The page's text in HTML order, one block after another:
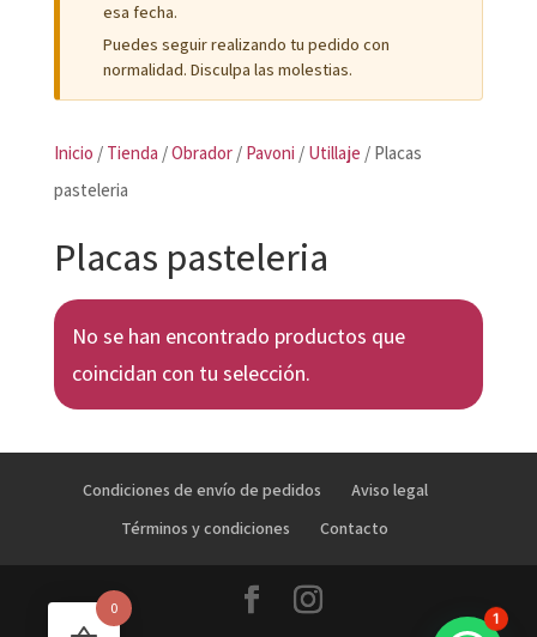
esa fecha.
Puedes seguir realizando tu pedido con
normalidad. Disculpa las molestias.
Inicio / Tienda /Obrador/ Pavoni / Utillaje / Placas
pasteleria
Placas pasteleria
No se han encontrado productos que
coincidan con tu selección.
Condiciones de envío de pedidos
Aviso legal
Términos y condiciones
Contacto
0
1